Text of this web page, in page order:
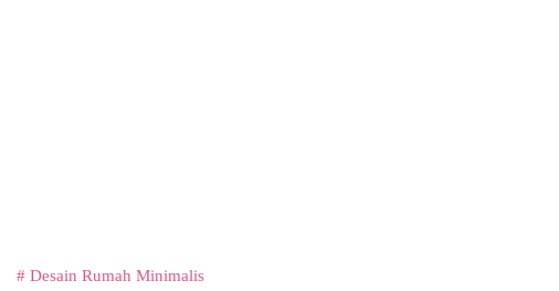
# Desain Rumah Minimalis